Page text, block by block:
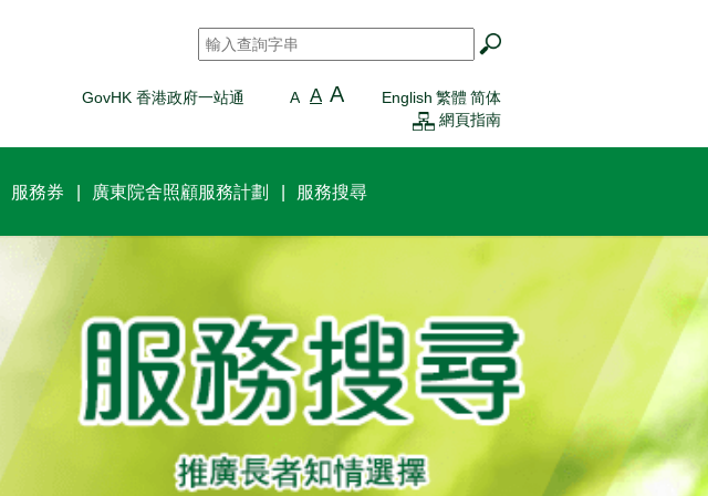
搜尋 *
GovHK 香港政府一站通 A A A English 繁體 简体
網頁指南
服務券 廣東院舍照顧服務計劃 服務搜尋